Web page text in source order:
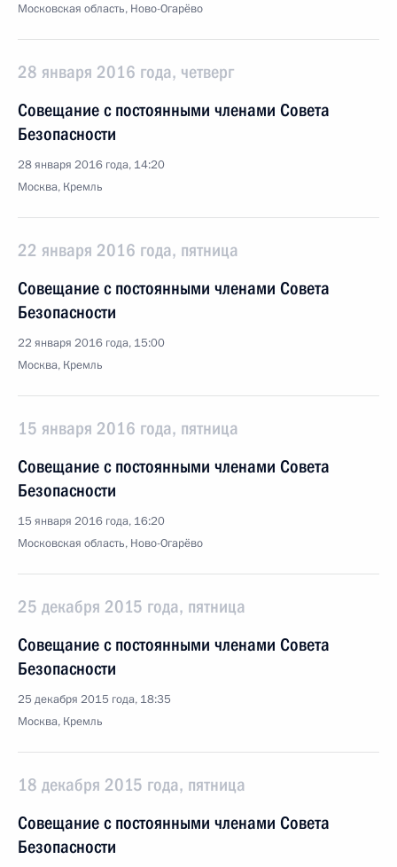
Московская область, Ново-Огарёво
28 января 2016 года, четверг
Совещание с постоянными членами Совета
Безопасности
28 января 2016 года, 14:20
Москва, Кремль
22 января 2016 года, пятница
Совещание с постоянными членами Совета
Безопасности
22 января 2016 года, 15:00
Москва, Кремль
15 января 2016 года, пятница
Совещание с постоянными членами Совета
Безопасности
15 января 2016 года, 16:20
Московская область, Ново-Огарёво
25 декабря 2015 года, пятница
Совещание с постоянными членами Совета
Безопасности
25 декабря 2015 года, 18:35
Москва, Кремль
18 декабря 2015 года, пятница
Совещание с постоянными членами Совета
Безопасности